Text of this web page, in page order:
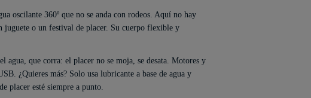
oscilante 360º que no se anda con rodeos. Aquí no hay
juguete o un festival de placer. Su cuerpo flexible y
agua, que corra: el placer no se moja, se desata. Motores y
¿Quieres más? Solo usa lubricante a base de agua y
placer esté siempre a punto.